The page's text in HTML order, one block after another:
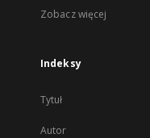
Zobacz więcej
Indeksy
Tytuł
Autor